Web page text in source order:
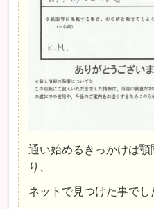
通い始めるきっかけは
り、
ネットで見つけた事でし